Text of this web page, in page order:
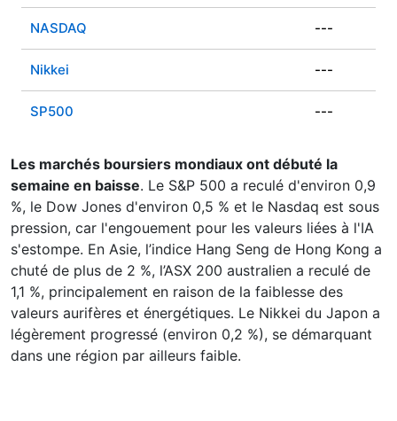
NASDAQ ---
Nikkei ---
SP500 ---
Les marchés boursiers mondiaux ont débuté la
semaine en baisse. Le S&P 500 a reculé d'environ 0,9
%, le Dow Jones d'environ 0,5 % et le Nasdaq est sous
pression, car l'engouement pour les valeurs liées à l'IA
s'estompe. En Asie, l’indice Hang Seng de Hong Kong a
chuté de plus de 2 %, l’ASX 200 australien a reculé de
1,1 %, principalement en raison de la faiblesse des
valeurs aurifères et énergétiques. Le Nikkei du Japon a
légèrement progressé (environ 0,2 %), se démarquant
dans une région par ailleurs faible.